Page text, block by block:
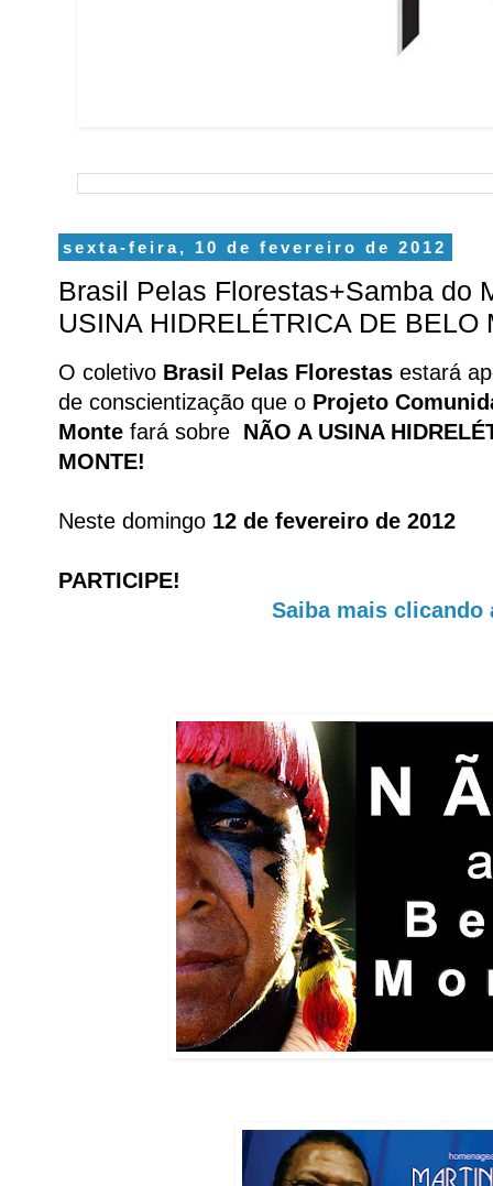
sexta-feira, 10 de fevereiro de 2012
Brasil Pelas Florestas+Samba do
USINA HIDRELÉTRICA DE BELO
O coletivo Brasil Pelas Florestas estará
de conscientização que o Projeto
Monte fará sobre NÃO A USINA
MONTE!
Neste domingo 12 de fevereiro de 2012
PARTICIPE!
Saiba mais clicando